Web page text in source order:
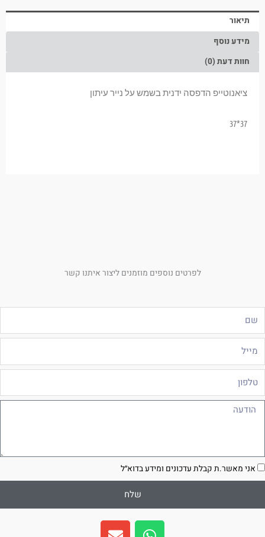
תיאור
מידע נוסף
חוות דעת (0)
ציאנוטייפ הדפסה ידנית בשמש על נייר עיתון
37*37
לפרטים נוספים מוזמנים ליצור איתנו קשר
אני מאשר.ת קבלת עדכונים ומידע בדוא״ל
שלח
W
E